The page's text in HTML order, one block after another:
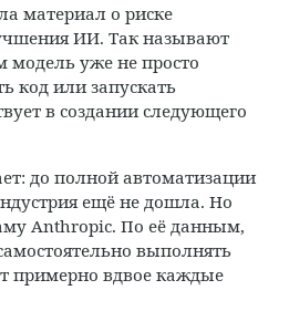
материал о риске
ИИ. Так называют
модель уже не просто
код или запускать
в создании следующего
до полной автоматизации
ещё не дошла. Но
Anthropic. По её данным,
выполнять
примерно вдвое каждые